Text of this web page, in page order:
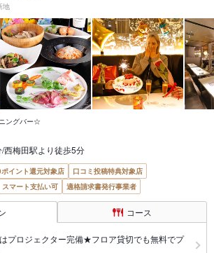
地
ングバー☆
西梅田駅より徒歩5分
イント還元対象店
口コミ投稿特典対象店
スマート支払い可 適格請求書発行事業者
コース
はプロジェクター完備★フロア貸切でも無料でプ